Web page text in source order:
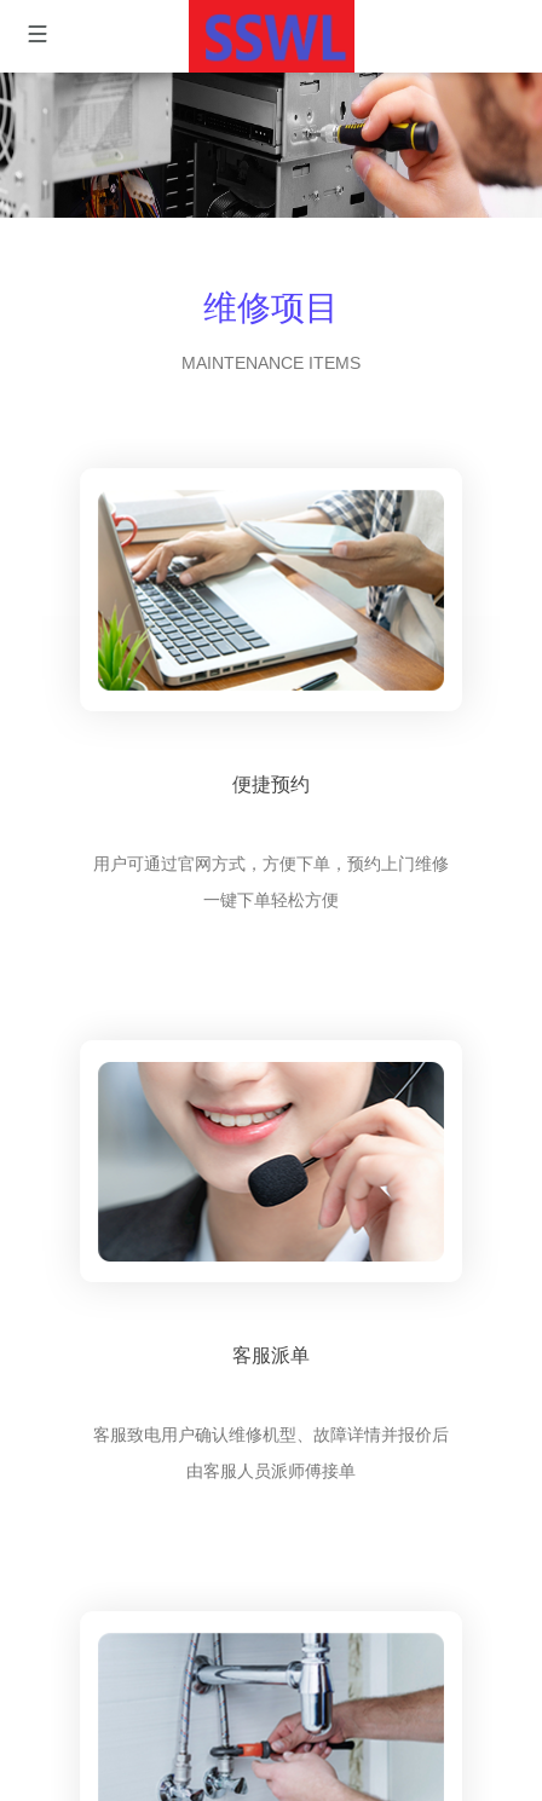
维修项目
MAINTENANCE ITEMS
便捷预约
用户可通过官网方式，方便下单，预约上门维修
一键下单轻松方便
客服派单
客服致电用户确认维修机型、故障详情并报价后
由客服人员派师傅接单